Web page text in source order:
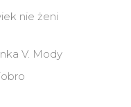
nie żeni
V. Mody